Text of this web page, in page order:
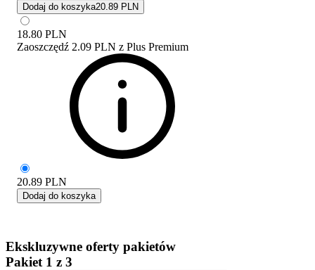
Dodaj do koszyka20.89 PLN
18.80 PLN
Zaoszczędź 2.09 PLN z Plus Premium
20.89 PLN
Dodaj do koszyka
Ekskluzywne oferty pakietów
Pakiet 1 z 3